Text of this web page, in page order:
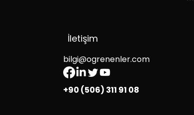
İletişim
bilgi@ogrenenler.com
+90 (506) 311 91 08